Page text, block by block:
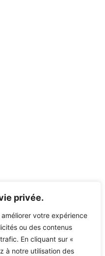
privée.
votre expérience
ou des contenus
En cliquant sur «
à notre utilisation des